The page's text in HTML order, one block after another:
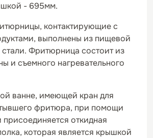
- 695мм.
контактирующие с
выполнены из пищевой
Фритюрница состоит из
и съемного нагревательного
ванне, имеющей кран для
фритюра, при помощи
присоединяется откидная
которая является крышкой